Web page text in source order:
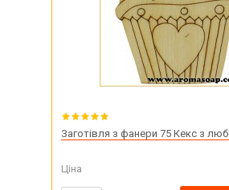
Заготівля з фанери 75 Кекс з
Ціна